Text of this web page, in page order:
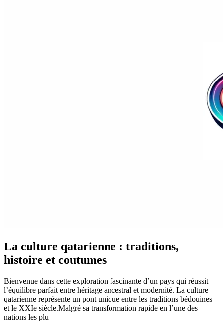
La culture qatarienne : traditions,
histoire et coutumes
Bienvenue dans cette exploration fascinante d’un pays qui réussit
l’équilibre parfait entre héritage ancestral et modernité. La culture
qatarienne représente un pont unique entre les traditions bédouines
et le XXIe siècle.Malgré sa transformation rapide en l’une des
nations les plu